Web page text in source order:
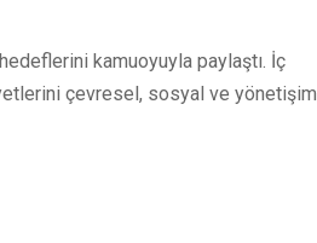
kamuoyuyla paylaştı. İç
çevresel, sosyal ve yönetişim